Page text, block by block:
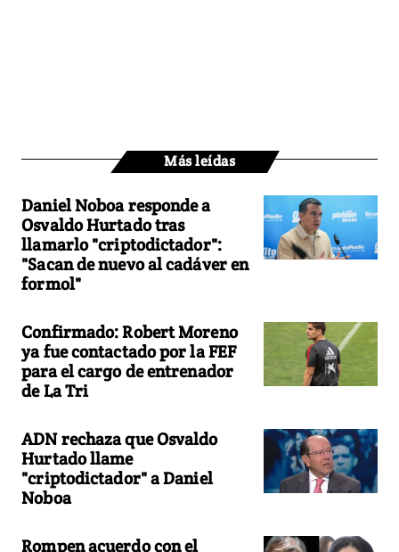
Más leídas
Daniel Noboa responde a
Osvaldo Hurtado tras
llamarlo "criptodictador":
"Sacan de nuevo al cadáver en
formol"
Confirmado: Robert Moreno
ya fue contactado por la FEF
para el cargo de entrenador
de La Tri
ADN rechaza que Osvaldo
Hurtado llame
"criptodictador" a Daniel
Noboa
Rompen acuerdo con el